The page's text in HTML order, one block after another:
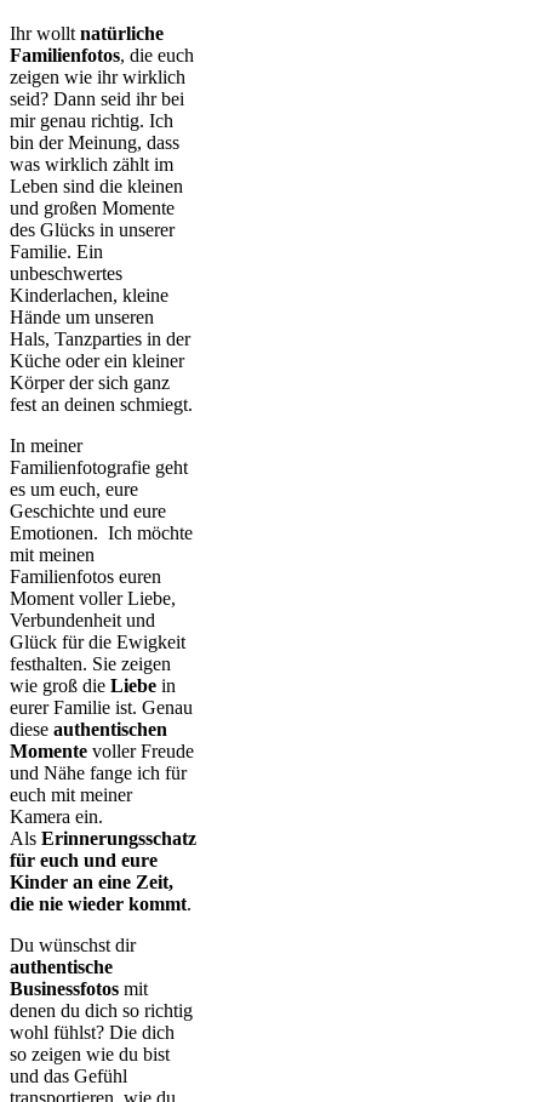
Ihr wollt natürliche
Familienfotos, die euch
zeigen wie ihr wirklich
seid? Dann seid ihr bei
mir genau richtig. Ich
bin der Meinung, dass
was wirklich zählt im
Leben sind die kleinen
und großen Momente
des Glücks in unserer
Familie. Ein
unbeschwertes
Kinderlachen, kleine
Hände um unseren
Hals, Tanzparties in der
Küche oder ein kleiner
Körper der sich ganz
fest an deinen schmiegt.
In meiner
Familienfotografie geht
es um euch, eure
Geschichte und eure
Emotionen. Ich möchte
mit meinen
Familienfotos euren
Moment voller Liebe,
Verbundenheit und
Glück für die Ewigkeit
festhalten. Sie zeigen
wie groß die Liebe in
eurer Familie ist. Genau
diese authentischen
Momente voller Freude
und Nähe fange ich für
euch mit meiner
Kamera ein.
Als Erinnerungsschatz
für euch und eure
Kinder an eine Zeit,
die nie wieder kommt.
Du wünschst dir
authentische
Businessfotos mit
denen du dich so richtig
wohl fühlst? Die dich
so zeigen wie du bist
und das Gefühl